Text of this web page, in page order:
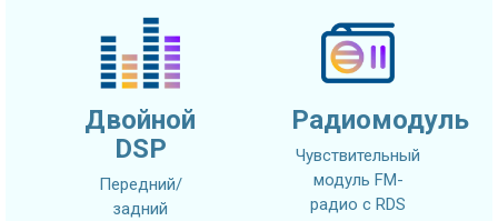
Двойной
DSP
Передний/
задний
Радиомодуль
Чувствительный
модуль FM-
радио с RDS